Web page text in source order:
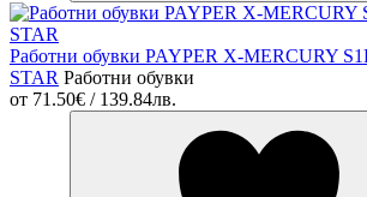
Работни обувки PAYPER X-MERCURY
STAR Работни обувки
от 71.50€ / 139.84лв.